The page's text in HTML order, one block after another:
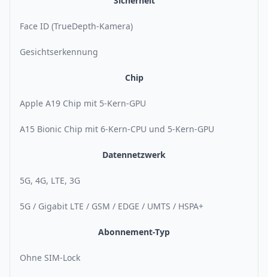
Face ID (TrueDepth-Kamera)
Gesichtserkennung
Chip
Apple A19 Chip mit 5-Kern-GPU
A15 Bionic Chip mit 6-Kern-CPU und 5-Kern-GPU
Datennetzwerk
5G, 4G, LTE, 3G
5G / Gigabit LTE / GSM / EDGE / UMTS / HSPA+
Abonnement-Typ
Ohne SIM-Lock